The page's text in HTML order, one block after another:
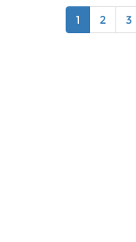
1 2 3